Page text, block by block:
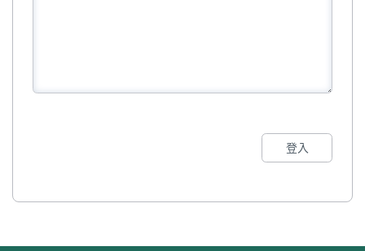
登入